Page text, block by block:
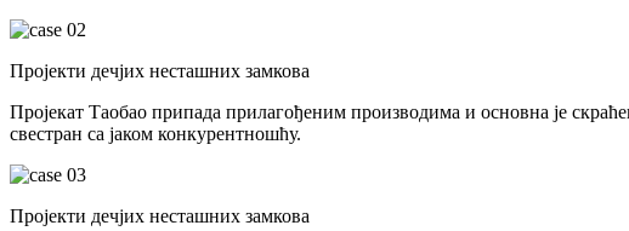
Пројекти дечјих несташних замкова
Пројекат Таобао припада прилагођеним производима и основна је
свестран са јаком конкурентношћу.
Пројекти дечјих несташних замкова